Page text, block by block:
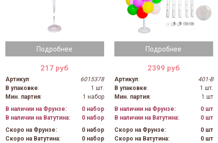
Подробнее
217 руб
Артикул:
6015378
В упаковке:
1 шт.
Мин. партия:
1 набор
В наличии на Фрунзе:
0 набор
В наличии на Ватутина:
0 набор
Скоро на Фрунзе:
0 набор
Скоро на Ватутина:
0 набор
Подробнее
2399 руб
Артикул:
401-B
В упаковке:
1 шт.
Мин. партия:
1 шт
В наличии на Фрунзе:
0 шт
В наличии на Ватутина:
0 шт
Скоро на Фрунзе:
0 шт
Скоро на Ватутина:
0 шт